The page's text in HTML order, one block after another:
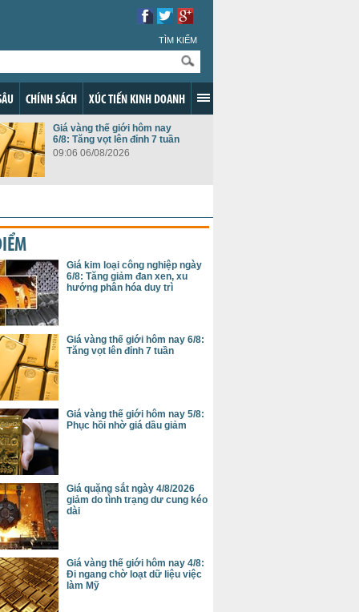
TÌM KIẾM
CHÍNH SÁCH XÚC TIẾN KINH DOANH
Giá vàng thế giới hôm nay
6/8: Tăng vọt lên đỉnh 7 tuần
09:06 06/08/2026
Giá kim loại công nghiệp ngày
6/8: Tăng giảm đan xen, xu
hướng phân hóa duy trì
Giá vàng thế giới hôm nay 6/8:
Tăng vọt lên đỉnh 7 tuần
Giá vàng thế giới hôm nay 5/8:
Phục hồi nhờ giá dầu giảm
Giá quặng sắt ngày 4/8/2026
giảm do tình trạng dư cung kéo
dài
Giá vàng thế giới hôm nay 4/8:
Đi ngang chờ loạt dữ liệu việc
làm Mỹ